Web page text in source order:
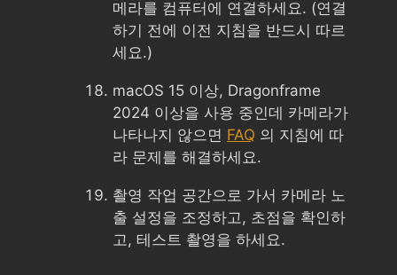
메라를 컴퓨터에 연결하세요. (연결
하기 전에 이전 지침을 반드시 따르
세요.)
macOS 15 이상, Dragonframe
2024 이상을 사용 중인데 카메라가
나타나지 않으면 FAQ 의 지침에 따
라 문제를 해결하세요.
촬영 작업 공간으로 가서 카메라 노
출 설정을 조정하고, 초점을 확인하
고, 테스트 촬영을 하세요.